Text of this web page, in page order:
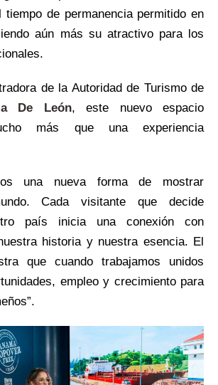
de permanencia permitido en
aún más su atractivo para los
de la Autoridad de Turismo de
De León, este nuevo espacio
más que una experiencia
una nueva forma de mostrar
Cada visitante que decide
país inicia una conexión con
historia y nuestra esencia. El
que cuando trabajamos unidos
empleo y crecimiento para